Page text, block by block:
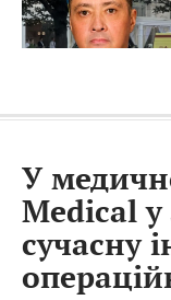
У
Medical у
сучасну